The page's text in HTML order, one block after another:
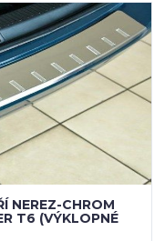
NEREZ-CHROM
T6 (VÝKLOPNÉ